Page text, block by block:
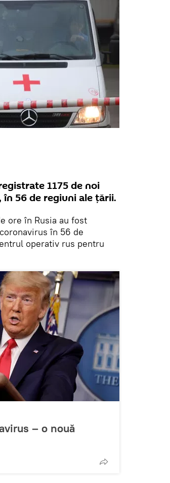
1175 de noi
56 de regiuni ale țării.
ore în Rusia au fost
în 56 de
operativ rus pentru
– o nouă